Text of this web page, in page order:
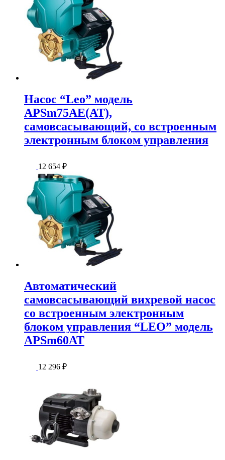
Насос “Leo” модель
APSm75AE(AT),
самовсасывающий, со встроенным
электронным блоком управления
12 654 ₽
Автоматический
самовсасывающий вихревой насос
со встроенным электронным
блоком управления “LEO” модель
APSm60AT
12 296 ₽